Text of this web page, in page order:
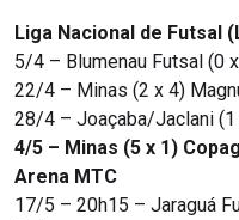
Liga Nacional de Futsal
5/4 – Blumenau Futsal (0
22/4 – Minas (2 x 4)
28/4 – Joaçaba/Jaclani
4/5 – Minas (5 x 1)
Arena MTC
17/5 – 20h15 – Jaraguá